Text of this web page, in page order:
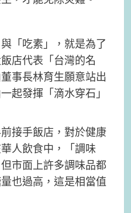
「吃素」，就是為了
店代表「台灣的名
事長林育生願意站出
起發揮「滴水穿石」
接手飯店，對於健康
人飲食中，「調味
市面上許多調味品都
也過高，這是相當值